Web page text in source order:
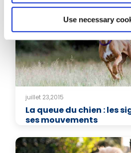
Use necessary
juillet 23,2015
La queue du chien : les
ses mouvements